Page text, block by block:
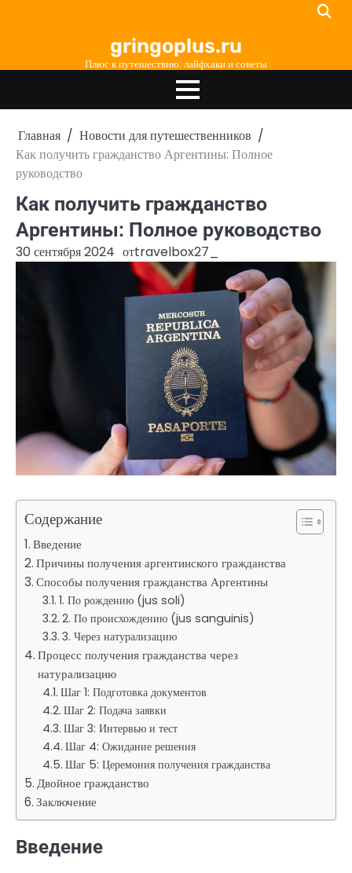
gringoplus.ru
Плюс к путешествию: лайфхаки и советы
Главная
Новости для путешественников
Как получить гражданство Аргентины: Полное
руководство
Как получить гражданство
Аргентины: Полное руководство
30 сентября 2024 отtravelbox27_
Содержание
Введение
Причины получения аргентинского гражданства
Способы получения гражданства Аргентины
1. По рождению (jus soli)
2. По происхождению (jus sanguinis)
3. Через натурализацию
Процесс получения гражданства через
натурализацию
Шаг 1: Подготовка документов
Шаг 2: Подача заявки
Шаг 3: Интервью и тест
Шаг 4: Ожидание решения
Шаг 5: Церемония получения гражданства
Двойное гражданство
Заключение
Введение